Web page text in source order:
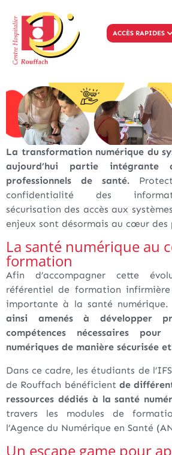
ACCÈS RAPIDES
La transformation numérique du
aujourd’hui partie intégrante
professionnels de santé.
confidentialité des
sécurisation des accès aux
enjeux sont désormais au cœur des
La santé numérique au
formation
Afin d’accompagner cette
référentiel de formation
importante à la santé numérique.
ainsi amenés à développer
compétences nécessaires
numériques de manière sécurisée
Dans ce cadre, les étudiants de
de Rouffach bénéficient de
ressources dédiés à la santé
travers les modules de
l’Agence du Numérique en Santé
Un escape game pour